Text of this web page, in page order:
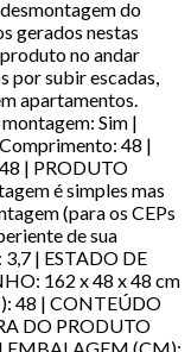
do
gerados nestas
no andar
por subir escadas,
apartamentos.
Sim |
48 |
| PRODUTO
é simples mas
(para os CEPs
de sua
| ESTADO DE
162 x 48 x 48 cm
48 | CONTEÚDO
DO PRODUTO